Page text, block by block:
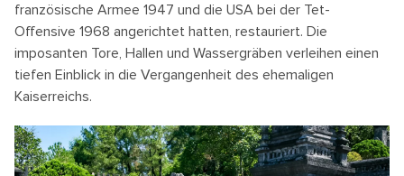
französische Armee 1947 und die USA bei der Tet-
Offensive 1968 angerichtet hatten, restauriert. Die
imposanten Tore, Hallen und Wassergräben verleihen einen
tiefen Einblick in die Vergangenheit des ehemaligen
Kaiserreichs.